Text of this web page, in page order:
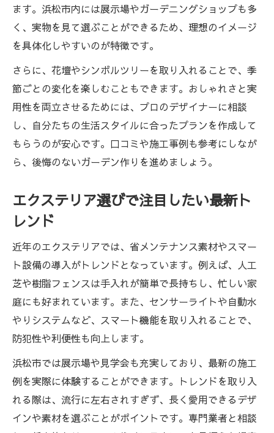
ます。浜松市内には展示場やガーデニングショップも多
く、実物を見て選ぶことができるため、理想のイメージ
を具体化しやすいのが特徴です。
さらに、花壇やシンボルツリーを取り入れることで、季
節ごとの変化を楽しむこともできます。おしゃれさと実
用性を両立させるためには、プロのデザイナーに相談
し、自分たちの生活スタイルに合ったプランを作成して
もらうのが安心です。口コミや施工事例も参考にしなが
ら、後悔のないガーデン作りを進めましょう。
エクステリア選びで注目したい最新ト
レンド
近年のエクステリアでは、省メンテナンス素材やスマー
ト設備の導入がトレンドとなっています。例えば、人工
芝や樹脂フェンスは手入れが簡単で長持ちし、忙しい家
庭にも好まれています。また、センサーライトや自動水
やりシステムなど、スマート機能を取り入れることで、
防犯性や利便性も向上します。
浜松市では展示場や見学会も充実しており、最新の施工
例を実際に体験することができます。トレンドを取り入
れる際は、流行に左右されすぎず、長く愛用できるデザ
インや素材を選ぶことがポイントです。専門業者と相談